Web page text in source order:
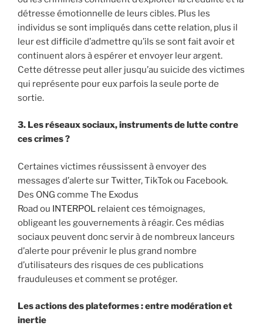
détresse émotionnelle de leurs cibles. Plus les
individus se sont impliqués dans cette relation, plus il
leur est difficile d’admettre qu’ils se sont fait avoir et
continuent alors à espérer et envoyer leur argent.
Cette détresse peut aller jusqu’au suicide des victimes
qui représente pour eux parfois la seule porte de
sortie.
3. Les réseaux sociaux, instruments de lutte contre
ces crimes ?
Certaines victimes réussissent à envoyer des
messages d’alerte sur Twitter, TikTok ou Facebook.
Des ONG comme The Exodus
Road ou INTERPOL relaient ces témoignages,
obligeant les gouvernements à réagir. Ces médias
sociaux peuvent donc servir à de nombreux lanceurs
d’alerte pour prévenir le plus grand nombre
d’utilisateurs des risques de ces publications
frauduleuses et comment se protéger.
Les actions des plateformes : entre modération et
inertie